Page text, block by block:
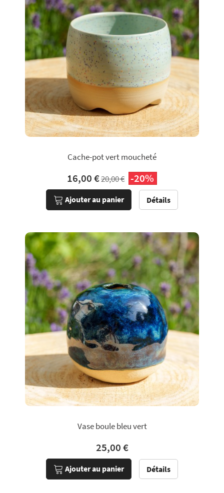
Cache-pot vert moucheté
16,00 €20,00 € -20%
Ajouter au panier Détails
Vase boule bleu vert
25,00 €
Ajouter au panier Détails